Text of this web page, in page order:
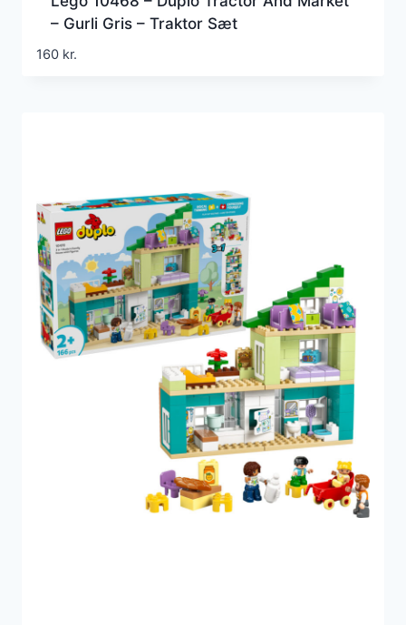
– Gurli Gris – Traktor Sæt
160 kr.